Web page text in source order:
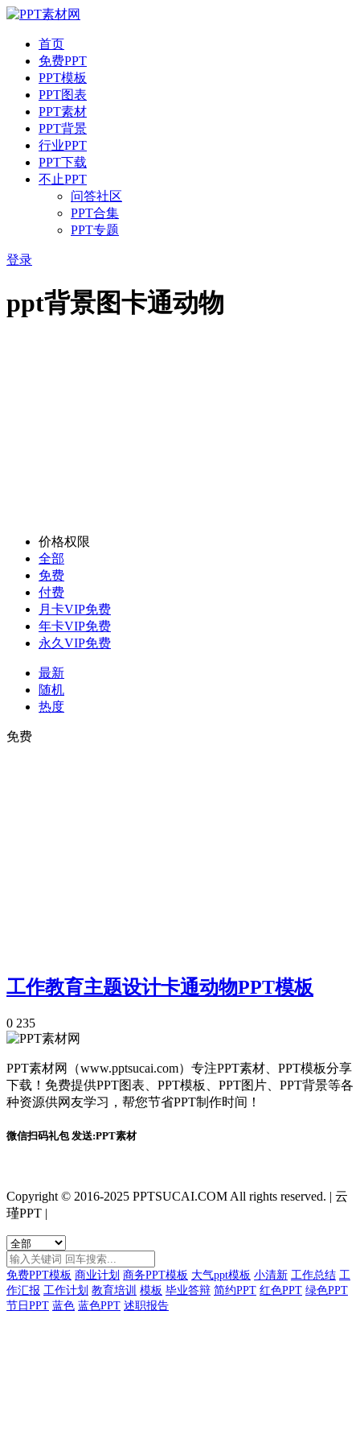
首页
免费PPT
PPT模板
PPT图表
PPT素材
PPT背景
行业PPT
PPT下载
不止PPT
问答社区
PPT合集
PPT专题
登录
ppt背景图卡通动物
价格权限
全部
免费
付费
月卡VIP免费
年卡VIP免费
永久VIP免费
最新
随机
热度
免费
工作教育主题设计卡通动物PPT模板
0 235
PPT素材网（www.pptsucai.com）专注PPT素材、PPT模板分享
下载！免费提供PPT图表、PPT模板、PPT图片、PPT背景等各
种资源供网友学习，帮您节省PPT制作时间！
微信扫码礼包 发送:PPT素材
Copyright © 2016-2025 PPTSUCAI.COM All rights reserved. | 云
瑾PPT |
免费PPT模板 商业计划 商务PPT模板 大气ppt模板 小清新 工作总结 工
作汇报 工作计划 教育培训 模板 毕业答辩 简约PPT 红色PPT 绿色PPT
节日PPT 蓝色 蓝色PPT 述职报告